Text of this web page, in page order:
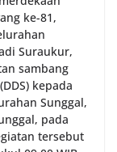
ke-81,
Suraukur,
sambang
kepada
Sunggal,
pada
tersebut